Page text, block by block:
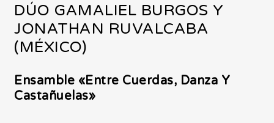
DÚO GAMALIEL BURGOS Y
JONATHAN RUVALCABA
(MÉXICO)
Ensamble «Entre Cuerdas, Danza Y
Castañuelas»